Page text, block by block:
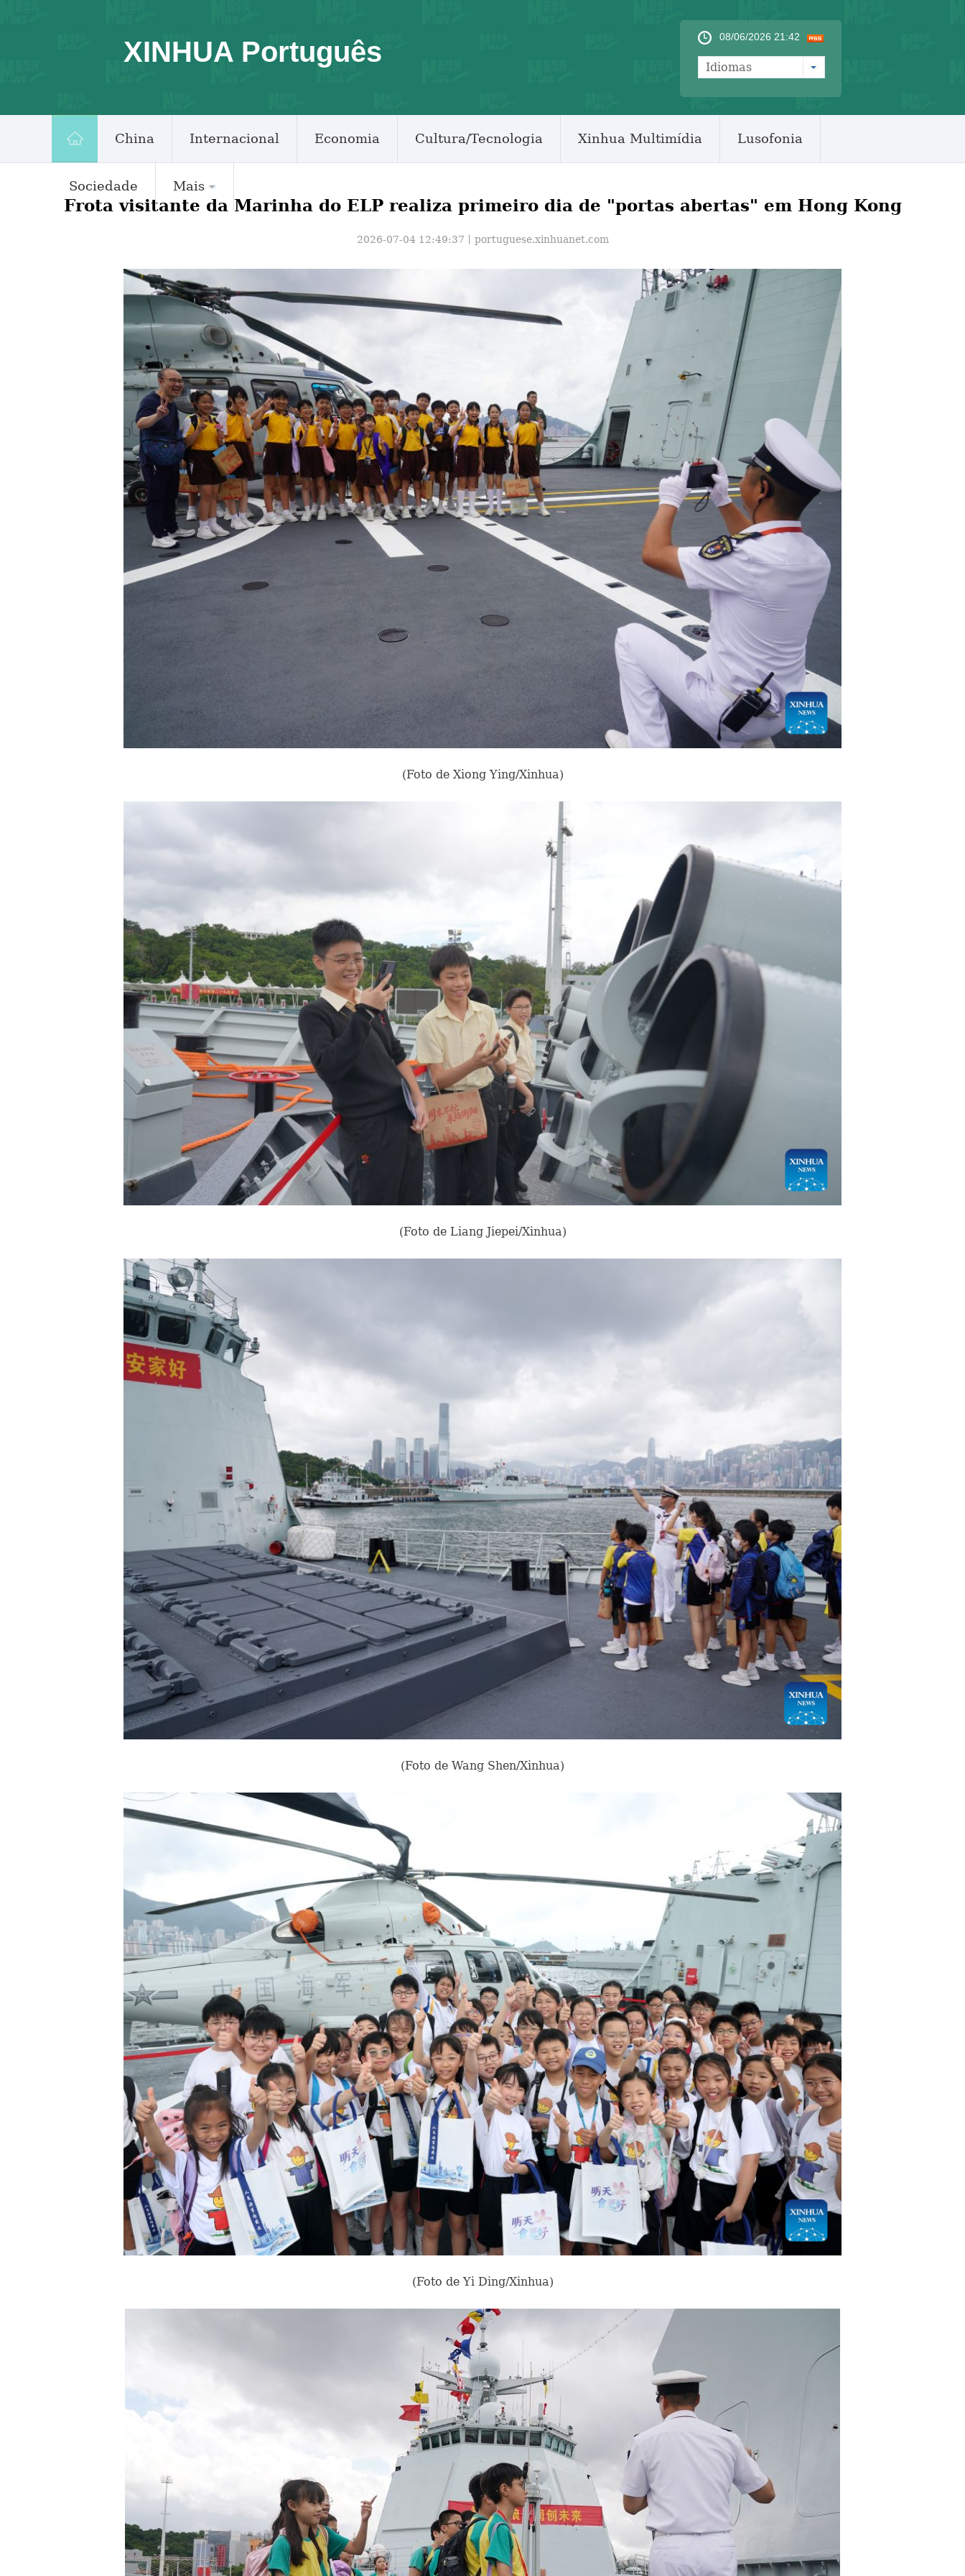
XINHUA Português 08/06/2026 21:42
Idiomas
China Internacional Economia Cultura/Tecnologia Xinhua Multimídia Lusofonia
Sociedade Mais
Frota visitante da Marinha do ELP realiza primeiro dia de "portas abertas" em Hong Kong
2026-07-04 12:49:37丨 portuguese.xinhuanet.com
(Foto de Xiong Ying/Xinhua)
(Foto de Liang Jiepei/Xinhua)
(Foto de Wang Shen/Xinhua)
(Foto de Yi Ding/Xinhua)